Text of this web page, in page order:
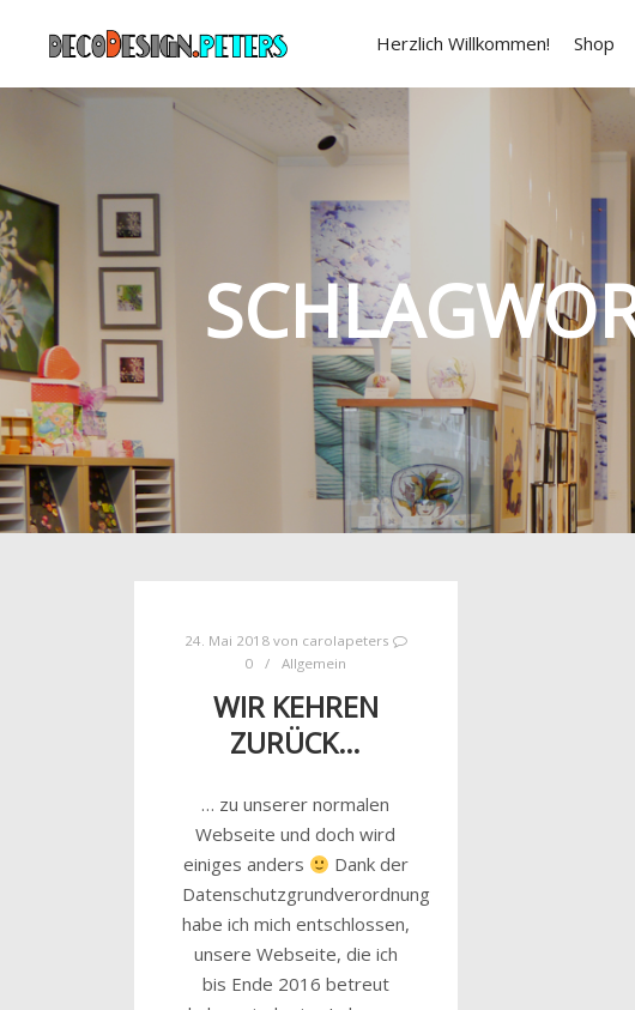
Herzlich Willkommen! Shop
24. Mai 2018von carolapeters
0
Allgemein
WIR KEHREN
ZURÜCK…
… zu unserer normalen
Webseite und doch wird
einiges anders
Dank der
Datenschutzgrundverordnung
habe ich mich entschlossen,
unsere Webseite, die ich
bis Ende 2016 betreut